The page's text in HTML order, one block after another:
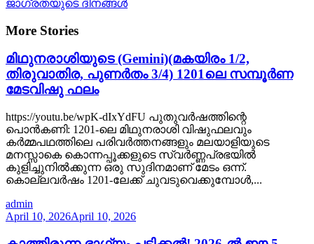
ജാഗ്രതയുടെ ദിനങ്ങൾ
More Stories
മിഥുനരാശിയുടെ (Gemini)(മകയിരം 1/2,
തിരുവാതിര, പുണർതം 3/4) 1201ലെ സമ്പൂർണ
മേടവിഷു ഫലം
https://youtu.be/wpK-dIxYdFU പുതുവർഷത്തിന്റെ
പൊൻകണി: 1201-ലെ മിഥുനരാശി വിഷുഫലവും
കർമ്മപഥത്തിലെ പരിവർത്തനങ്ങളും മലയാളിയുടെ
മനസ്സാകെ കൊന്നപ്പൂക്കളുടെ സ്വർണ്ണപ്രഭയിൽ
കുളിച്ചുനിൽക്കുന്ന ഒരു സുദിനമാണ് മേടം ഒന്ന്.
കൊല്ലവർഷം 1201-ലേക്ക് ചുവടുവെക്കുമ്പോൾ,...
admin
April 10, 2026April 10, 2026